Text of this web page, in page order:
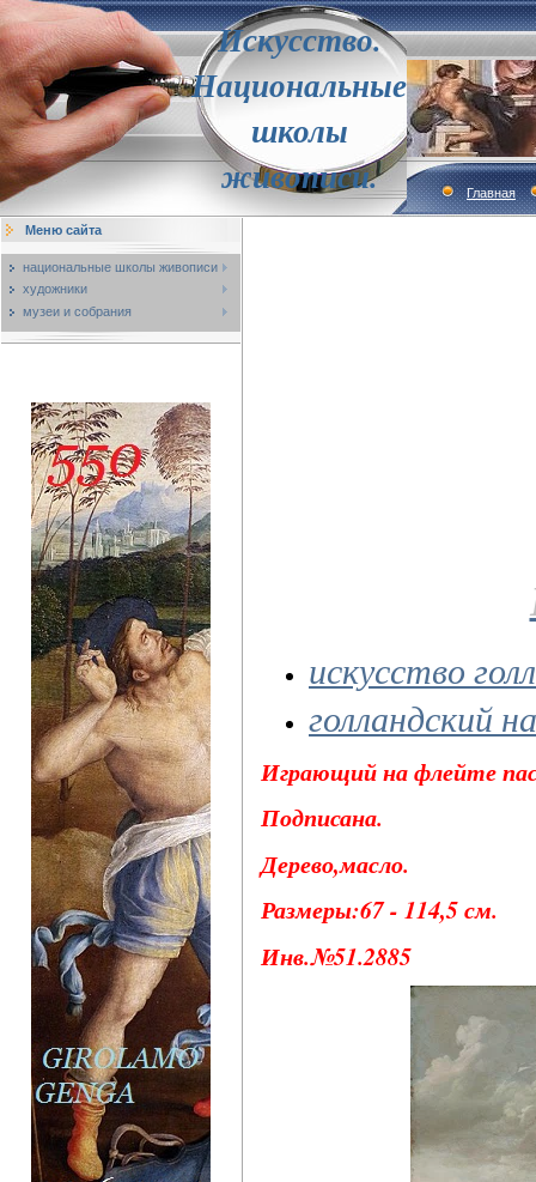
Искусство.
Национальные
школы
живописи.
Главная
Меню сайта
национальные школы живописи
художники
музеи и собрания
искусство
голландский
Играющий на флейте
Подписана.
Дерево,масло.
Размеры:67 - 114,5 см.
Инв.№51.2885